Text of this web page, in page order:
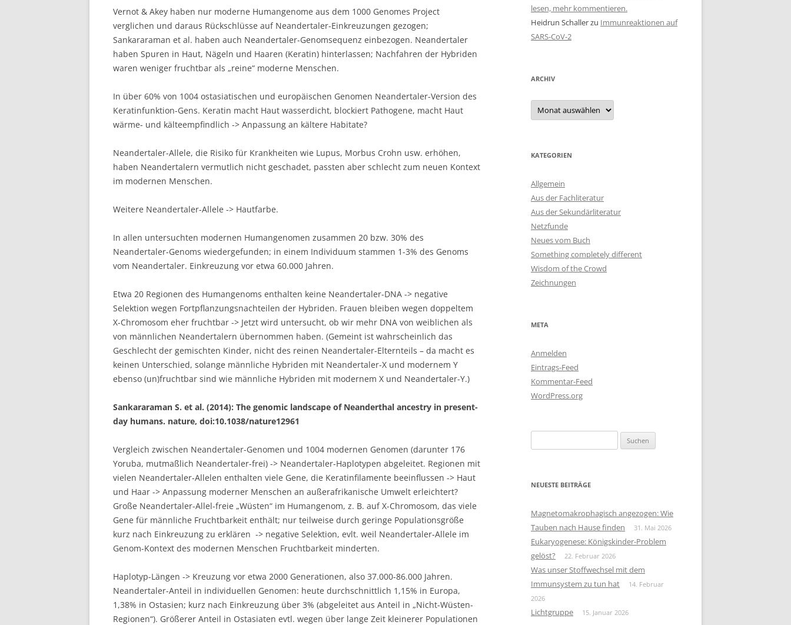
Vernot & Akey haben nur moderne Humangenome aus dem 1000 Genomes Project
verglichen und daraus Rückschlüsse auf Neandertaler-Einkreuzungen gezogen;
Sankararaman et al. haben auch Neandertaler-Genomsequenz einbezogen. Neandertaler
haben Spuren in Haut, Nägeln und Haaren (Keratin) hinterlassen; Nachfahren der Hybriden
waren weniger fruchtbar als „reine“ moderne Menschen.
In über 60% von 1004 ostasiatischen und europäischen Genomen Neandertaler-Version des
Keratinfunktion-Gens. Keratin macht Haut wasserdicht, blockiert Pathogene, macht Haut
wärme- und kälteempfindlich -> Anpassung an kältere Habitate?
Neandertaler-Allele, die Risiko für Krankheiten wie Lupus, Morbus Crohn usw. erhöhen,
haben Neandertalern vermutlich nicht geschadet, passten aber schlecht zum neuen Kontext
im modernen Menschen.
Weitere Neandertaler-Allele -> Hautfarbe.
In allen untersuchten modernen Humangenomen zusammen 20 bzw. 30% des
Neandertaler-Genoms wiedergefunden; in einem Individuum stammen 1-3% des Genoms
vom Neandertaler. Einkreuzung vor etwa 60.000 Jahren.
Etwa 20 Regionen des Humangenoms enthalten keine Neandertaler-DNA -> negative
Selektion wegen Fortpflanzungsnachteilen der Hybriden. Frauen bleiben wegen doppeltem
X-Chromosom eher fruchtbar -> Jetzt wird untersucht, ob wir mehr DNA von weiblichen als
von männlichen Neandertalern übernommen haben. (Gemeint ist wahrscheinlich das
Geschlecht der gemischten Kinder, nicht des reinen Neandertaler-Elternteils – da macht es
keinen Unterschied, solange männliche Hybriden mit Neandertaler-X und modernem Y
ebenso (un)fruchtbar sind wie männliche Hybriden mit modernem X und Neandertaler-Y.)
Sankararaman S. et al. (2014): The genomic landscape of Neanderthal ancestry in present-
day humans. nature, doi:10.1038/nature12961
Vergleich zwischen Neandertaler-Genomen und 1004 modernen Genomen (darunter 176
Yoruba, mutmaßlich Neandertaler-frei) -> Neandertaler-Haplotypen abgeleitet. Regionen mit
vielen Neandertaler-Allelen enthalten viele Gene, die Keratinfilamente beeinflussen -> Haut
und Haar -> Anpassung moderner Menschen an außerafrikanische Umwelt erleichtert?
Große Neandertaler-Allel-freie „Wüsten“ im Humangenom, z. B. auf X-Chromosom, das viele
Gene für männliche Fruchtbarkeit enthält; nur teilweise durch geringe Populationsgröße
kurz nach Einkreuzung zu erklären -> negative Selektion, evlt. weil Neandertaler-Allele im
Genom-Kontext des modernen Menschen Fruchtbarkeit minderten.
Haplotyp-Längen -> Kreuzung vor etwa 2000 Generationen, also 37.000-86.000 Jahren.
Neandertaler-Anteil in individuellen Genomen: heute durchschnittlich 1,15% in Europa,
1,38% in Ostasien; kurz nach Einkreuzung über 3% (abgeleitet aus Anteil in „Nicht-Wüsten-
Regionen“). Größerer Anteil in Ostasiaten evtl. wegen über lange Zeit kleinerer Populationen
lesen, mehr kommentieren.
Heidrun Schallerzu Immunreaktionen auf
SARS-CoV-2
ARCHIV
Archiv
KATEGORIEN
Allgemein
Aus der Fachliteratur
Aus der Sekundärliteratur
Netzfunde
Neues vom Buch
Something completely different
Wisdom of the Crowd
Zeichnungen
META
Anmelden
Eintrags-Feed
Kommentar-Feed
WordPress.org
nach:
NEUESTE BEITRÄGE
Magnetomakrophagisch angezogen: Wie
Tauben nach Hause finden
31. Mai 2026
Eukaryogenese: Königskinder-Problem
gelöst?
22. Februar 2026
Was unser Stoffwechsel mit dem
Immunsystem zu tun hat
14. Februar
2026
Lichtgruppe 15. Januar 2026